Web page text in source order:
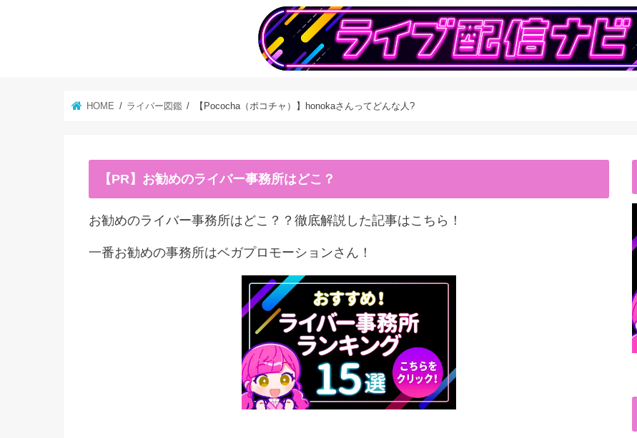
HOME ライバー図鑑 【Pococha（ポコチャ）】honokaさんってどんな人?
【PR】お勧めのライバー事務所はどこ？
お勧めのライバー事務所はどこ？？徹底解説した記事はこちら！
一番お勧めの事務所はベガプロモーションさん！